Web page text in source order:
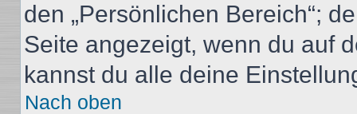
den „Persönlichen Bereich“;
Seite angezeigt, wenn du auf
kannst du alle deine
Nach oben